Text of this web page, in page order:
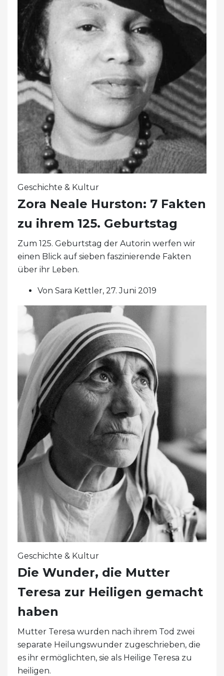
Geschichte & Kultur
Zora Neale Hurston: 7 Fakten
zu ihrem 125. Geburtstag
Zum 125. Geburtstag der Autorin werfen wir
einen Blick auf sieben faszinierende Fakten
über ihr Leben.
Von Sara Kettler, 27. Juni 2019
Geschichte & Kultur
Die Wunder, die Mutter
Teresa zur Heiligen gemacht
haben
Mutter Teresa wurden nach ihrem Tod zwei
separate Heilungswunder zugeschrieben, die
es ihr ermöglichten, sie als Heilige Teresa zu
heiligen.